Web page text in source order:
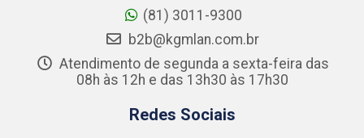
(81) 3011-9300
b2b@kgmlan.com.br
Atendimento de segunda a sexta-feira das
08h às 12h e das 13h30 às 17h30
Redes Sociais